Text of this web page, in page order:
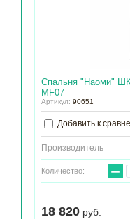
Спальня "Наоми"
МF07
Артикул: 90651
Добавить к
Производитель
Количество: −
18 820 руб.